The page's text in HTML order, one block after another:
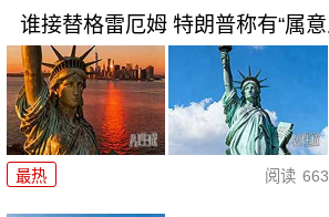
谁接替格雷厄姆 特朗普称有“属意
最热 阅读